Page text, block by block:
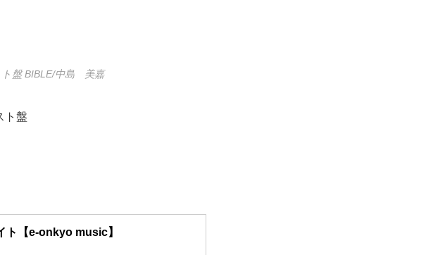
ト盤 BIBLE/中島 美嘉
ト盤
ト【e-onkyo music】